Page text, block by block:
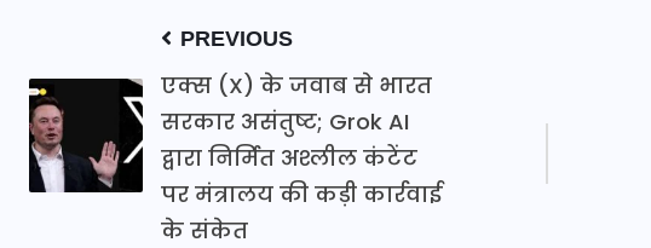
PREVIOUS
एक्स (X) के जवाब से भारत
सरकार असंतुष्ट; Grok AI
द्वारा निर्मित अश्लील कंटेंट
पर मंत्रालय की कड़ी कार्रवाई
के संकेत